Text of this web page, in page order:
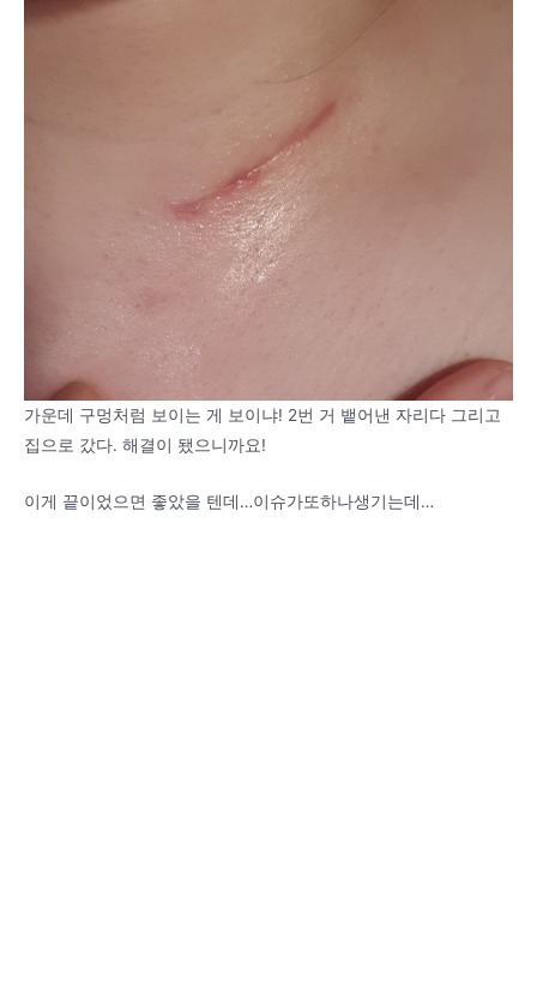
가운데 구멍처럼 보이는 게 보이냐! 2번 거 뱉어낸 자리다 그리고
집으로 갔다. 해결이 됐으니까요!
이게 끝이었으면 좋았을 텐데…이슈가또하나생기는데…